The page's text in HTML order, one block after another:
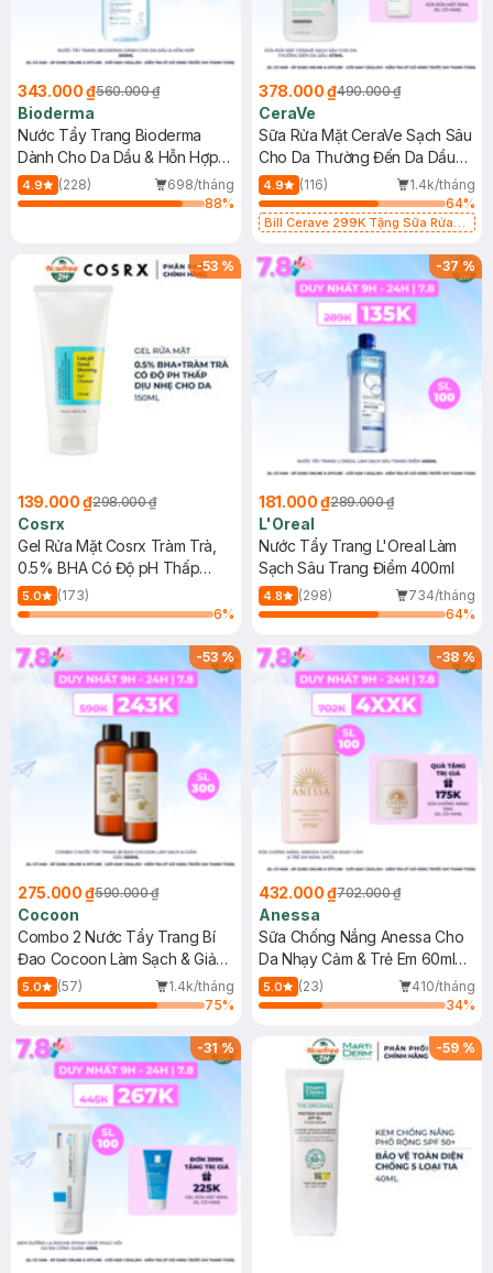
343.000 ₫560.000 ₫
Bioderma
Nước Tẩy Trang Bioderma
Dành Cho Da Dầu & Hỗn Hợp
500ml
4.9 (228)
698/tháng
88%
378.000 ₫490.000 ₫
CeraVe
Sữa Rửa Mặt CeraVe Sạch Sâu
Cho Da Thường Đến Da Dầu
473ml
4.9 (116)
1.4k/tháng
64%
Bill Cerave 299K Tặng Sữa Rửa
-53 %
139.000 ₫298.000 ₫
Cosrx
Gel Rửa Mặt Cosrx Tràm Trà,
0.5% BHA Có Độ pH Thấp
150ml
5.0
(173)
6%
-37%
181.000 ₫289.000 ₫
L'Oreal
Nước Tẩy Trang L'Oreal Làm
Sạch Sâu Trang Điểm 400ml
4.8 (298)
734/tháng
64%
-53%
275.000 ₫590.000 ₫
Cocoon
Combo 2 Nước Tẩy Trang Bí
Đao Cocoon Làm Sạch & Giảm
Dầu 500ml
5.0 (57)
1.4k/tháng
75%
-38%
432.000 ₫702.000 ₫
Anessa
Sữa Chống Nắng Anessa Cho
Da Nhạy Cảm & Trẻ Em 60ml
(Mới)
5.0 (23)
410/tháng
34%
-31% -59 %